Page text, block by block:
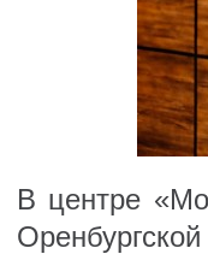
В центре